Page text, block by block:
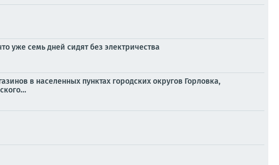
семь дней сидят без электричества
в населенных пунктах городских округов Горловка,